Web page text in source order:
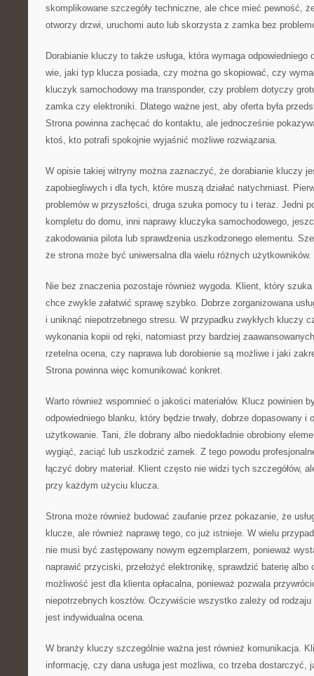
skomplikowane szczegóły techniczne, ale chce mieć pewność,
otworzy drzwi, uruchomi auto lub skorzysta z zamka bez
Dorabianie kluczy to także usługa, która wymaga
wie, jaki typ klucza posiada, czy można go skopiować, czy
kluczyk samochodowy ma transponder, czy problem dotyczy
zamka czy elektroniki. Dlatego ważne jest, aby oferta była
Strona powinna zachęcać do kontaktu, ale jednocześnie
ktoś, kto potrafi spokojnie wyjaśnić możliwe rozwiązania.
W opisie takiej witryny można zaznaczyć, że dorabianie kluczy
zapobiegliwych i dla tych, które muszą działać natychmiast.
problemów w przyszłości, druga szuka pomocy tu i teraz. Jedni
kompletu do domu, inni naprawy kluczyka samochodowego,
zakodowania pilota lub sprawdzenia uszkodzonego elementu.
że strona może być uniwersalna dla wielu różnych użytkowników.
Nie bez znaczenia pozostaje również wygoda. Klient, który
chce zwykle załatwić sprawę szybko. Dobrze zorganizowana
i uniknąć niepotrzebnego stresu. W przypadku zwykłych kluczy
wykonania kopii od ręki, natomiast przy bardziej
rzetelna ocena, czy naprawa lub dorobienie są możliwe i jaki
Strona powinna więc komunikować konkret.
Warto również wspomnieć o jakości materiałów. Klucz powinien
odpowiedniego blanku, który będzie trwały, dobrze dopasowany i
użytkowanie. Tani, źle dobrany albo niedokładnie obrobiony
wygiąć, zaciąć lub uszkodzić zamek. Z tego powodu
łączyć dobry materiał. Klient często nie widzi tych szczegółów,
przy każdym użyciu klucza.
Strona może również budować zaufanie przez pokazanie, że
klucze, ale również naprawę tego, co już istnieje. W wielu
nie musi być zastępowany nowym egzemplarzem, ponieważ
naprawić przyciski, przełożyć elektronikę, sprawdzić baterię albo
możliwość jest dla klienta opłacalna, ponieważ pozwala
niepotrzebnych kosztów. Oczywiście wszystko zależy od
jest indywidualna ocena.
W branży kluczy szczególnie ważna jest również komunikacja.
informację, czy dana usługa jest możliwa, co trzeba dostarczyć,